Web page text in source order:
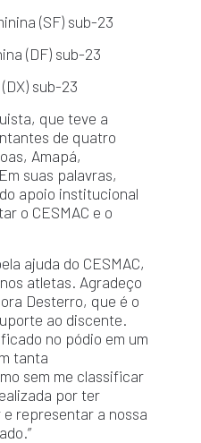
(SF) sub-23
(DF) sub-23
sub-23
que teve a
de quatro
Amapá,
suas palavras,
apoio institucional
o CESMAC e o
ajuda do CESMAC,
atletas. Agradeço
Desterro, que é o
ao discente.
no pódio em um
tanta
sem me classificar
por ter
representar a nossa